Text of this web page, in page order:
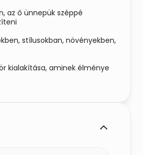
az ő ünnepük széppé
stílusokban, növényekben,
kialakítása, aminek élménye